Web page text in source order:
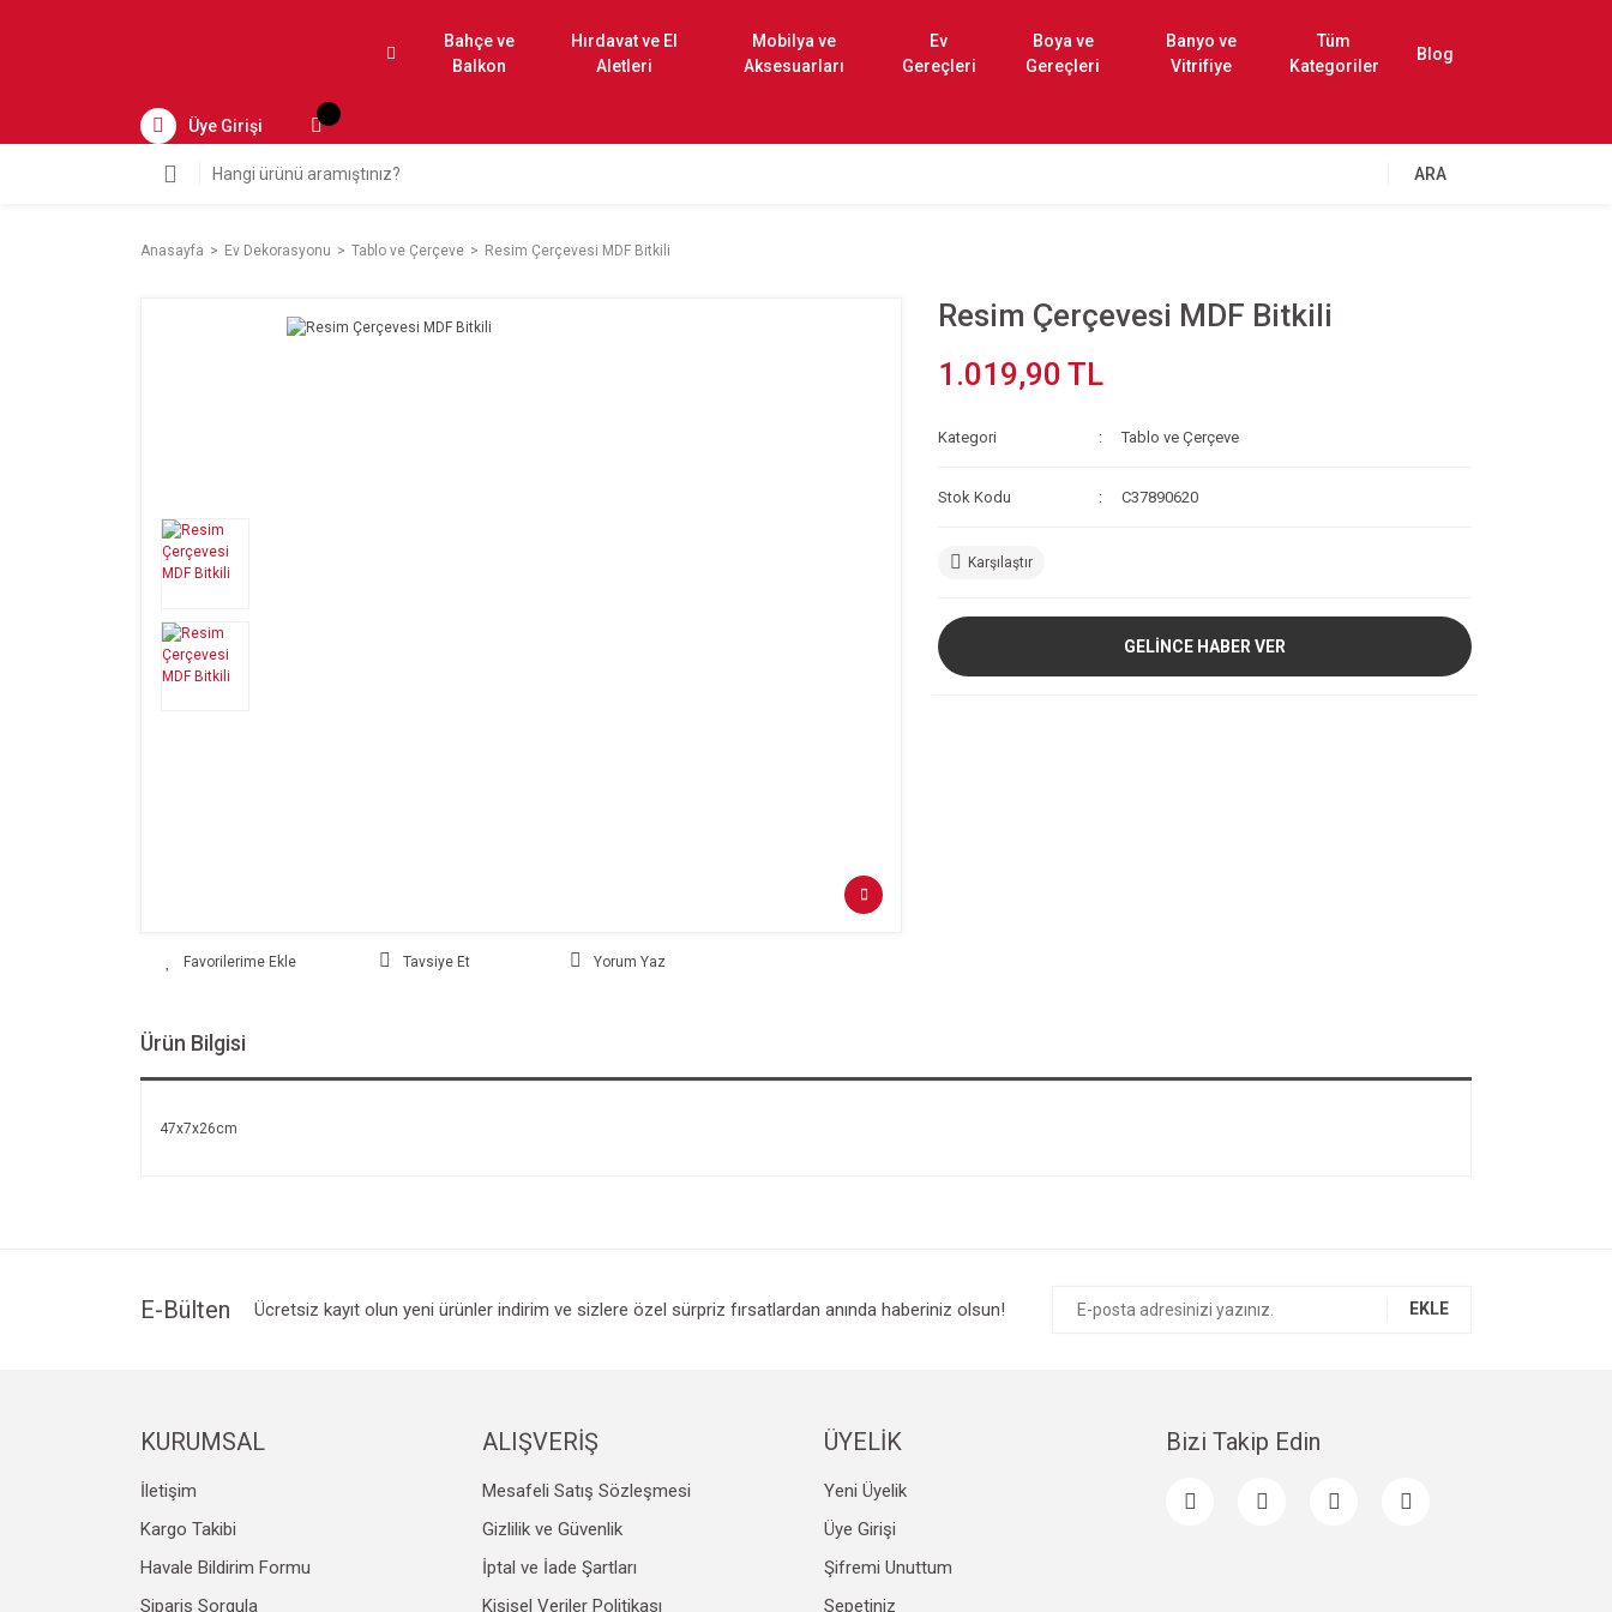
Bahçe ve
Balkon
Hırdavat ve El
Aletleri
Mobilya ve
Aksesuarları
Ev
Gereçleri
Boya ve
Gereçleri
Banyo ve
Vitrifiye
Tüm
Kategoriler
Blog
Üye Girişi
ARA
Anasayfa Ev Dekorasyonu Tablo ve Çerçeve Resim Çerçevesi MDF Bitkili
Tavsiye Et Yorum Yaz
Resim Çerçevesi MDF Bitkili
1.019,90 TL
Kategori Tablo ve Çerçeve
Stok Kodu C37890620
Karşılaştır
GELİNCE HABER VER
Ürün Bilgisi
47x7x26cm
E-Bülten Ücretsiz kayıt olun yeni ürünler indirim ve sizlere özel sürpriz fırsatlardan anında haberiniz olsun! EKLE
KURUMSAL
İletişim
Kargo Takibi
Havale Bildirim Formu
Sipariş Sorgula
ALIŞVERİŞ
Mesafeli Satış Sözleşmesi
Gizlilik ve Güvenlik
İptal ve İade Şartları
Kişisel Veriler Politikası
ÜYELİK
Yeni Üyelik
Üye Girişi
Şifremi Unuttum
Sepetiniz
Bizi Takip Edin